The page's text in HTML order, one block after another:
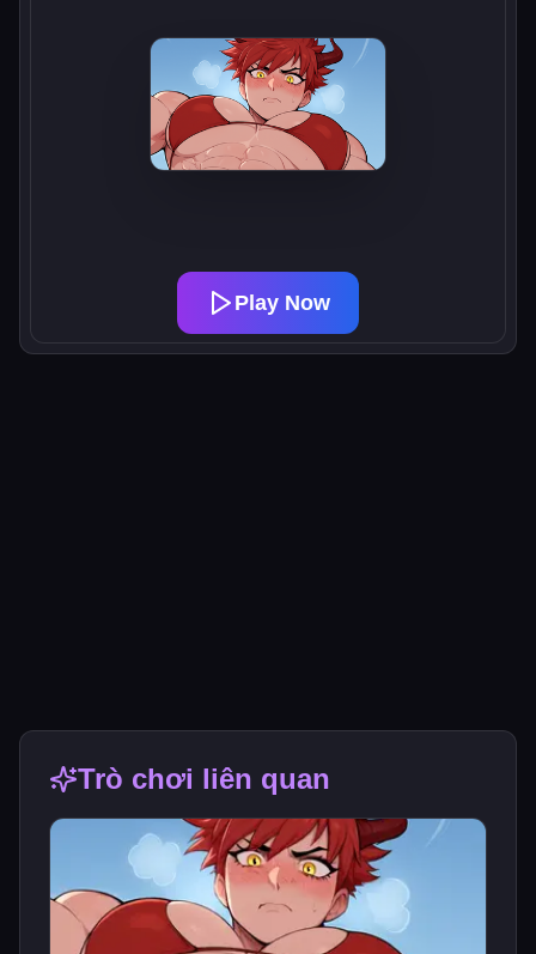
Play Now
Trò chơi liên quan